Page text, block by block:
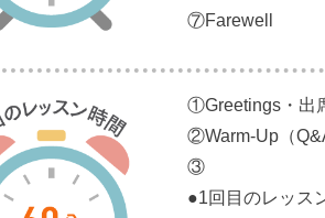
⑦Farewell
①Greetings・出
②Warm-Up（
③
●1回目のレッス